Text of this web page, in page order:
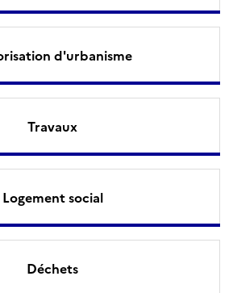
d'urbanisme
Travaux
Logement social
Déchets